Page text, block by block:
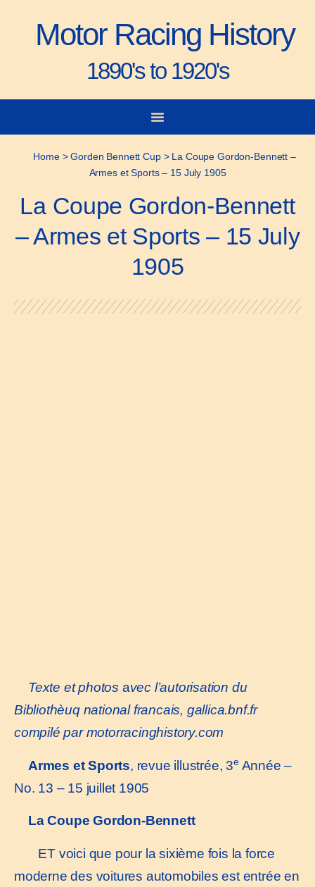
Motor Racing History
1890's to 1920's
Home>Gorden Bennett Cup> La Coupe Gordon-Bennett –
Armes et Sports – 15 July 1905
La Coupe Gordon-Bennett
– Armes et Sports – 15 July
1905
Texte et photos avec l’autorisation du
Bibliothèuq national francais, gallica.bnf.fr
compilé par motorracinghistory.com
Armes et Sports, revue illustrée, 3eAnnée –
No. 13 – 15 juillet 1905
La Coupe Gordon-Bennett
ET voici que pour la sixième fois la force
moderne des voitures automobiles est entrée en